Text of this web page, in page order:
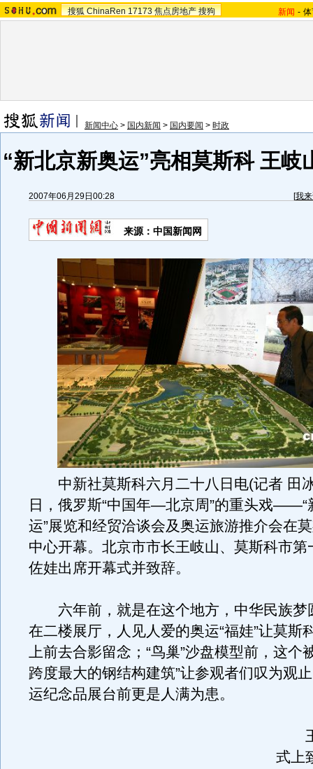
搜狐 ChinaRen 17173 焦点房地产 搜狗 新闻 -
新闻中心 > 国内新闻 > 国内要闻 > 时政
“新北京新奥运”亮相莫斯科 王岐
2007年06月29日00:28 [我
来源：中国新闻网
中新社莫斯科六月二十八日电(记者 田
日，俄罗斯“中国年—北京周”的重头戏——“
运”展览和经贸洽谈会及奥运旅游推介会在
中心开幕。北京市市长王岐山、莫斯科市第
佐娃出席开幕式并致辞。
六年前，就是在这个地方，中华民族梦
在二楼展厅，人见人爱的奥运“福娃”让莫斯
上前去合影留念；“鸟巢”沙盘模型前，这个
跨度最大的钢结构建筑”让参观者们叹为观
运纪念品展台前更是人满为患。
王
式上